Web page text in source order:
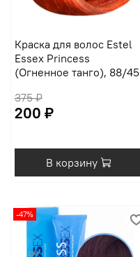
Краска для волос Estel
Essex Princess
(Огненное танго), 88/45
375 ₽
200 ₽
В корзину
-47%